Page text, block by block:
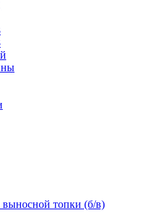
выносной топки (б/в)